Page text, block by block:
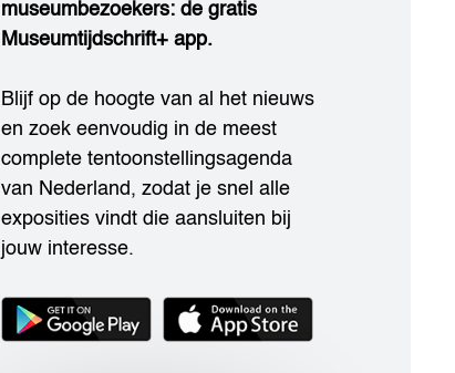
museumbezoekers: de gratis
Museumtijdschrift+ app.
Blijf op de hoogte van al het nieuws
en zoek eenvoudig in de meest
complete tentoonstellingsagenda
van Nederland, zodat je snel alle
exposities vindt die aansluiten bij
jouw interesse.